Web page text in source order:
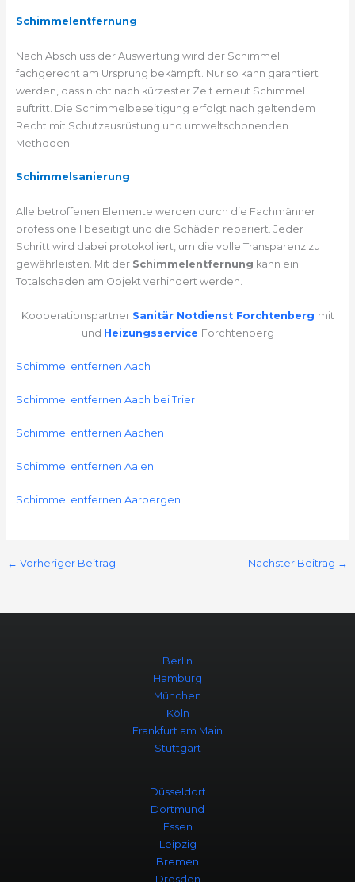
Schimmelentfernung
Nach Abschluss der Auswertung wird der Schimmel
fachgerecht am Ursprung bekämpft. Nur so kann garantiert
werden, dass nicht nach kürzester Zeit erneut Schimmel
auftritt. Die Schimmelbeseitigung erfolgt nach geltendem
Recht mit Schutzausrüstung und umweltschonenden
Methoden.
Schimmelsanierung
Alle betroffenen Elemente werden durch die Fachmänner
professionell beseitigt und die Schäden repariert. Jeder
Schritt wird dabei protokolliert, um die volle Transparenz zu
gewährleisten. Mit der Schimmelentfernung kann ein
Totalschaden am Objekt verhindert werden.
Kooperationspartner Sanitär Notdienst Forchtenberg mit
und Heizungsservice Forchtenberg
Schimmel entfernen Aach
Schimmel entfernen Aach bei Trier
Schimmel entfernen Aachen
Schimmel entfernen Aalen
Schimmel entfernen Aarbergen
← Vorheriger Beitrag Nächster Beitrag →
Berlin
Hamburg
München
Köln
Frankfurt am Main
Stuttgart
Düsseldorf
Dortmund
Essen
Leipzig
Bremen
Dresden